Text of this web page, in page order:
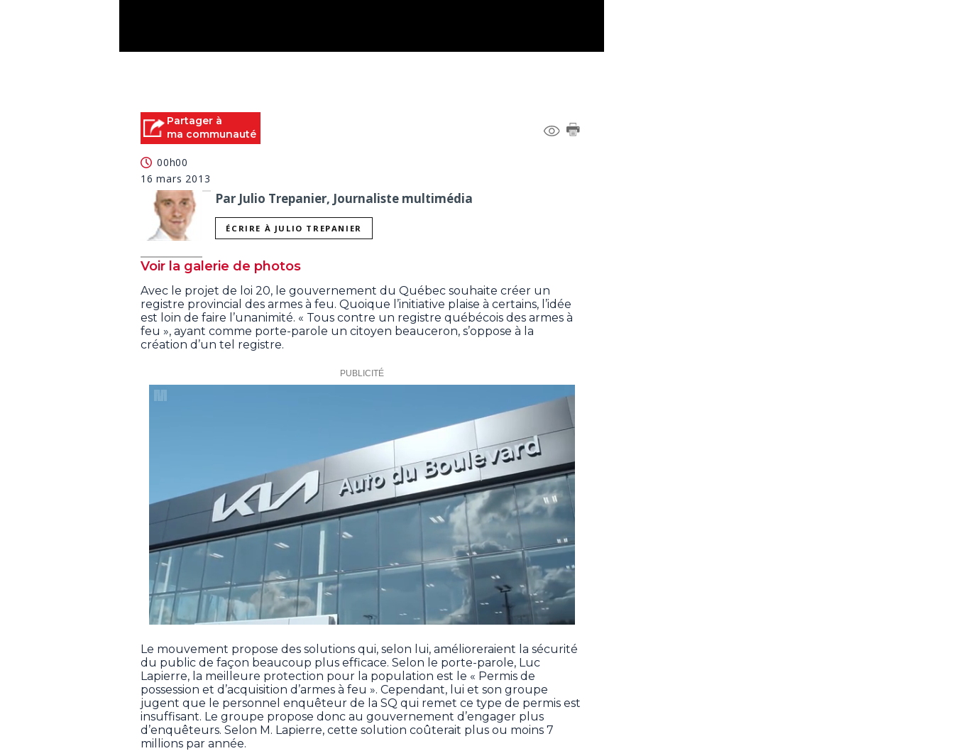
secondsVolume
Partager à
ma communauté
00h00
16 mars 2013
Par Julio Trepanier, Journaliste multimédia
ÉCRIRE À JULIO TREPANIER
Voir la galerie de photos
Avec le projet de loi 20, le gouvernement du Québec souhaite créer un
registre provincial des armes à feu. Quoique l’initiative plaise à certains, l’idée
est loin de faire l’unanimité. « Tous contre un registre québécois des armes à
feu », ayant comme porte-parole un citoyen beauceron, s’oppose à la
création d’un tel registre.
Le mouvement propose des solutions qui, selon lui, amélioreraient la sécurité
du public de façon beaucoup plus efficace. Selon le porte-parole, Luc
Lapierre, la meilleure protection pour la population est le « Permis de
possession et d’acquisition d’armes à feu ». Cependant, lui et son groupe
jugent que le personnel enquêteur de la SQ qui remet ce type de permis est
insuffisant. Le groupe propose donc au gouvernement d’engager plus
d’enquêteurs. Selon M. Lapierre, cette solution coûterait plus ou moins 7
millions par année.